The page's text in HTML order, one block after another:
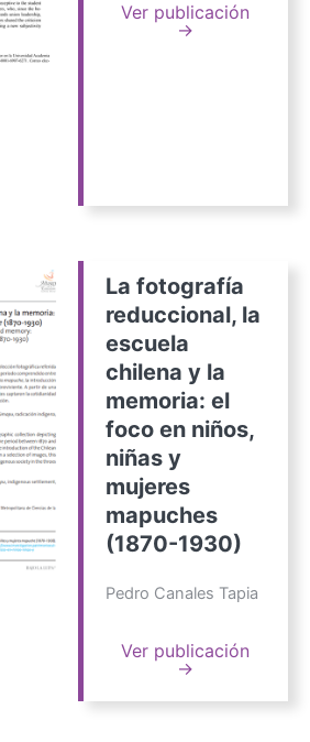
Ver publicación
→
La fotografía
reduccional, la
escuela
chilena y la
memoria: el
foco en niños,
niñas y
mujeres
mapuches
(1870-1930)
Pedro Canales Tapia
Ver publicación
→